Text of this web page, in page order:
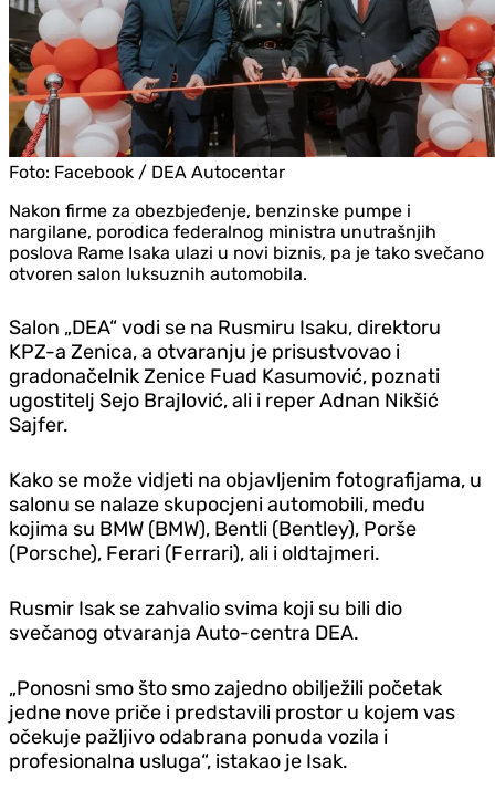
Foto: Facebook / DEA Autocentar
Nakon firme za obezbjeđenje, benzinske pumpe i
nargilane, porodica federalnog ministra unutrašnjih
poslova Rame Isaka ulazi u novi biznis, pa je tako svečano
otvoren salon luksuznih automobila.
Salon „DEA“ vodi se na Rusmiru Isaku, direktoru
KPZ-a Zenica, a otvaranju je prisustvovao i
gradonačelnik Zenice Fuad Kasumović, poznati
ugostitelj Sejo Brajlović, ali i reper Adnan Nikšić
Sajfer.
Kako se može vidjeti na objavljenim fotografijama, u
salonu se nalaze skupocjeni automobili, među
kojima su BMW (BMW), Bentli (Bentley), Porše
(Porsche), Ferari (Ferrari), ali i oldtajmeri.
Rusmir Isak se zahvalio svima koji su bili dio
svečanog otvaranja Auto-centra DEA.
„Ponosni smo što smo zajedno obilježili početak
jedne nove priče i predstavili prostor u kojem vas
očekuje pažljivo odabrana ponuda vozila i
profesionalna usluga“, istakao je Isak.